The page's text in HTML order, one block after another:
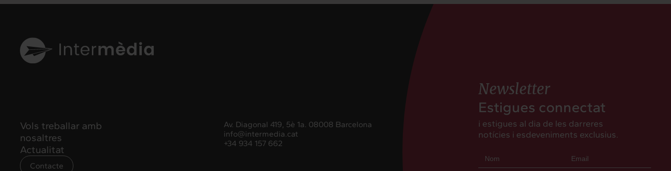
Vols treballar amb
nosaltres
Actualitat
Contacte
Av. Diagonal 419, 5è 1a. 08008 Barcelona
info@intermedia.cat
+34 934 157 662
Newsletter
Estigues connectat
i estigues al dia de les darreres
notícies i esdeveniments exclusius.